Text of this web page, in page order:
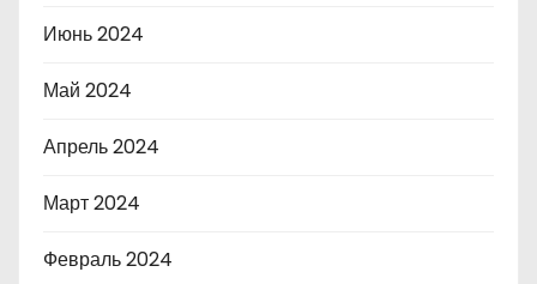
Июнь 2024
Май 2024
Апрель 2024
Март 2024
Февраль 2024